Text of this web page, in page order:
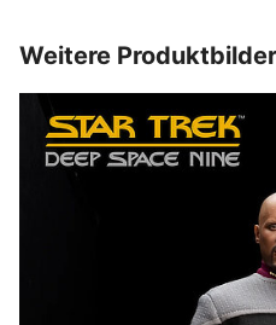
Weitere Produktbilder